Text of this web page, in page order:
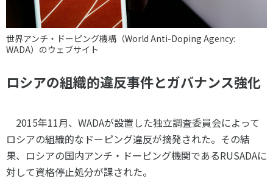
世界アンチ・ドーピング機構（World Anti-Doping Agency:
WADA）のウェブサイト
ロシアの組織的違反事件とガバナンス強化
2015年11月、 WADAが設置した独立調査委員会によって
ロシアの組織的なドーピング違反が摘発された。その結
果、ロシアの国内アンチ・ドーピング機関であるRUSADAに
対して資格停止処分が課された。